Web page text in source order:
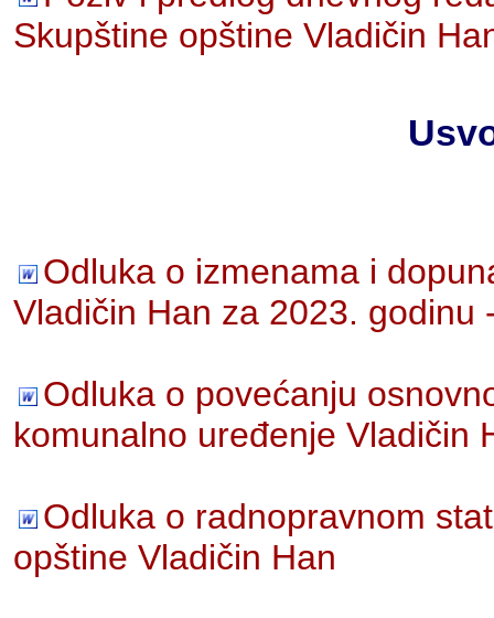
Skupštine opštine Vladičin
Odluka o izmenama i
Vladičin Han za 2023. godinu
Odluka o povećanju
komunalno uređenje Vladičin
Odluka o radnopravnom
opštine Vladičin Han